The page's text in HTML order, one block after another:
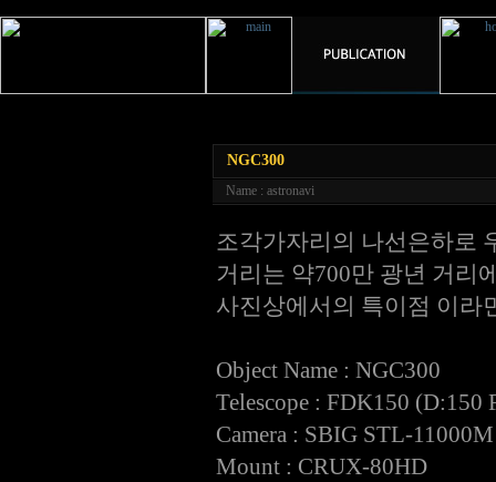
NGC300
Name : astronavi
조각가자리의 나선은하로
거리는 약700만 광년 거리
사진상에서의 특이점 이라
Object Name : NGC300
Telescope : FDK150 (D:150
Camera : SBIG STL-11000M
Mount : CRUX-80HD